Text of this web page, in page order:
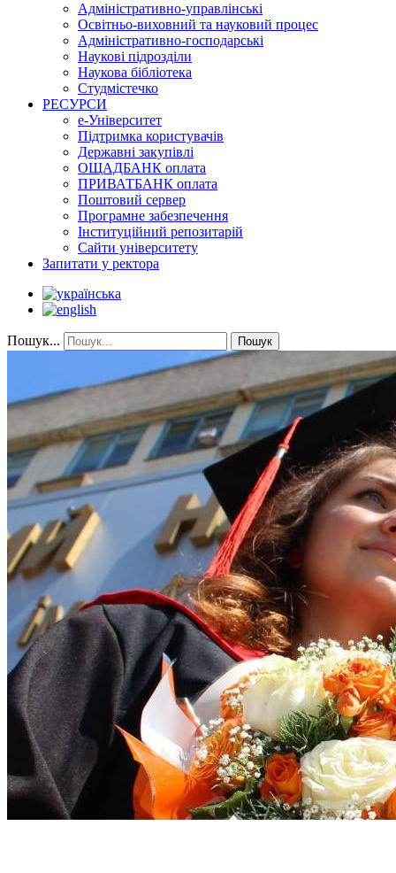
Адміністративно-управлінські
Освітньо-виховний та науковий процес
Адміністративно-господарські
Наукові підрозділи
Наукова бібліотека
Студмістечко
РЕСУРСИ
е-Університет
Підтримка користувачів
Державні закупівлі
ОЩАДБАНК оплата
ПРИВАТБАНК оплата
Поштовий сервер
Програмне забезпечення
Інституційний репозитарій
Сайти університету
Запитати у ректора
Пошук... Пошук